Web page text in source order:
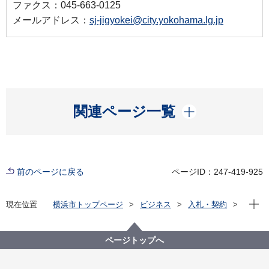
ファクス：045-663-0125
メールアドレス： sj-jigyokei@city.yokohama.lg.jp
関連ページ一覧
開く
前のページに戻る ページID：247-419-925
現在位置 横浜市トップページ ビジネス
入札・契約
【入札結果掲載】本市施設資源物（古紙）下半期収集
運搬資源化業務委託（Ｂブロック）
現在
ページトップへ